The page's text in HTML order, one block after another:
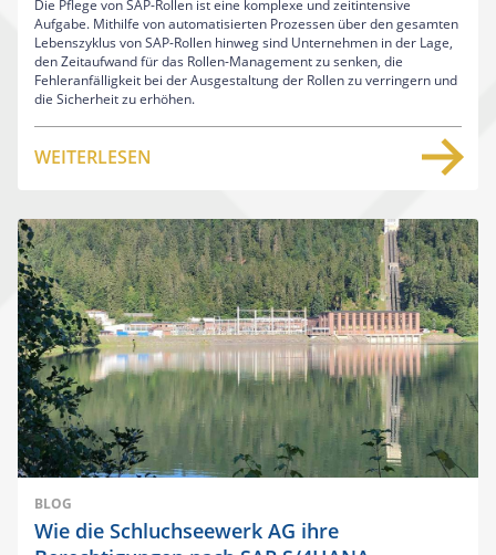
Die Pflege von SAP-Rollen ist eine komplexe und zeitintensive
Aufgabe. Mithilfe von automatisierten Prozessen über den gesamten
Lebenszyklus von SAP-Rollen hinweg sind Unternehmen in der Lage,
den Zeitaufwand für das Rollen-Management zu senken, die
Fehleranfälligkeit bei der Ausgestaltung der Rollen zu verringern und
die Sicherheit zu erhöhen.
WEITERLESEN
BLOG
Wie die Schluchseewerk AG ihre